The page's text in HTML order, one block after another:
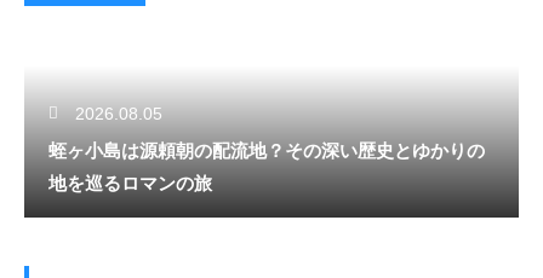
2026.08.05
蛭ヶ小島は源頼朝の配流地？その深い歴史とゆかりの
地を巡るロマンの旅